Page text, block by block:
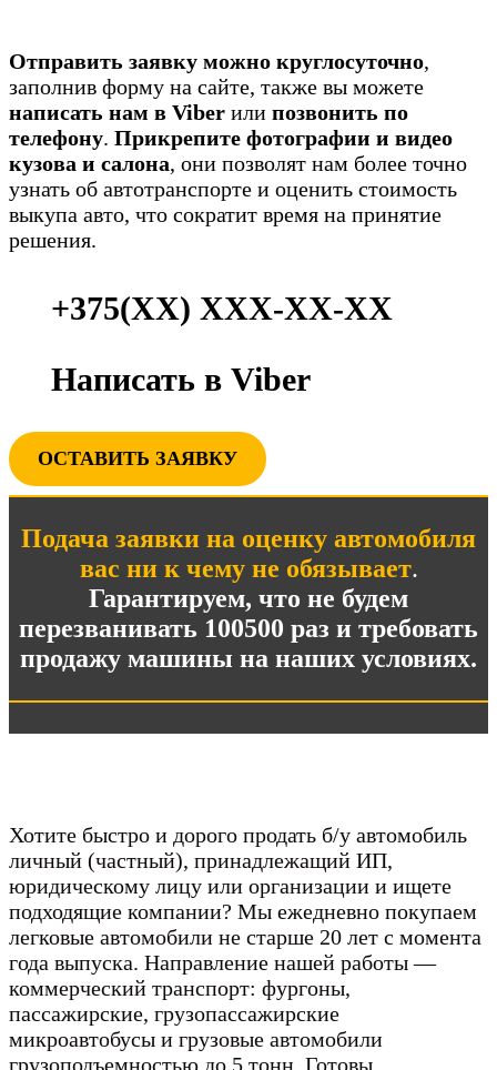
Отправить заявку можно круглосуточно,
заполнив форму на сайте, также вы можете
написать нам в Viber или позвонить по
телефону. Прикрепите фотографии и видео
кузова и салона, они позволят нам более точно
узнать об автотранспорте и оценить стоимость
выкупа авто, что сократит время на принятие
решения.
+375(ХХ) ХХХ-ХХ-ХХ
Написать в Viber
ОСТАВИТЬ ЗАЯВКУ
Подача заявки на оценку автомобиля
вас ни к чему не обязывает.
Гарантируем, что не будем
перезванивать 100500 раз и требовать
продажу машины на наших условиях.
Хотите быстро и дорого продать б/у автомобиль
личный (частный), принадлежащий ИП,
юридическому лицу или организации и ищете
подходящие компании? Мы ежедневно покупаем
легковые автомобили не старше 20 лет с момента
года выпуска. Направление нашей работы —
коммерческий транспорт: фургоны,
пассажирские, грузопассажирские
микроавтобусы и грузовые автомобили
грузоподъемностью до 5 тонн. Готовы